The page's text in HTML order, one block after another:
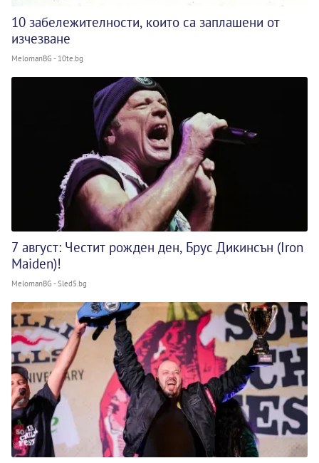
10 забележителности, които са заплашени от
изчезване
MelomanBG - 10te.bg
7 август: Честит рожден ден, Брус Дикинсън (Iron
Maiden)!
MelomanBG - Sled5.bg